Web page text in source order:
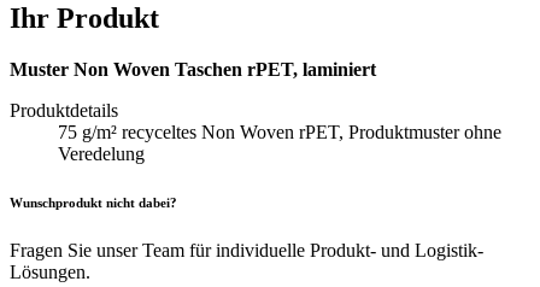
Ihr Produkt
Muster Non Woven Taschen rPET, laminiert
Produktdetails
75 g/m² recyceltes Non Woven rPET, Produktmuster ohne
Veredelung
Wunschprodukt nicht dabei?
Fragen Sie unser Team für individuelle Produkt- und Logistik-
Lösungen.